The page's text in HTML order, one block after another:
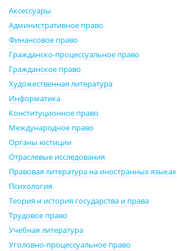
Аксессуары
Административное право
Финансовое право
Гражданско-процессуальное право
Гражданское право
Художественная литература
Информатика
Конституционное право
Международное право
Органы юстиции
Отраслевые исследования
Правовая литература на иностранных языках
Психология
Теория и история государства и права
Трудовое право
Учебная литература
Уголовно-процессуальное право